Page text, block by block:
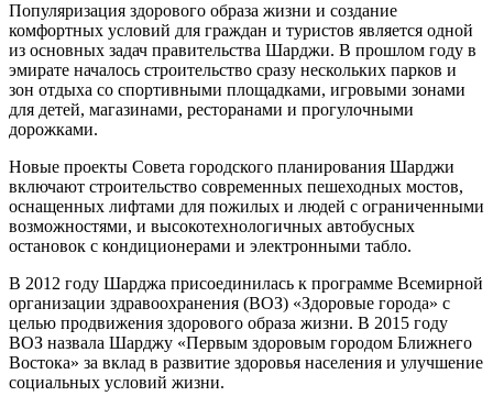
Популяризация здорового образа жизни и создание
комфортных условий для граждан и туристов является одной
из основных задач правительства Шарджи. В прошлом году в
эмирате началось строительство сразу нескольких парков и
зон отдыха со спортивными площадками, игровыми зонами
для детей, магазинами, ресторанами и прогулочными
дорожками.
Новые проекты Совета городского планирования Шарджи
включают строительство современных пешеходных мостов,
оснащенных лифтами для пожилых и людей с ограниченными
возможностями, и высокотехнологичных автобусных
остановок с кондиционерами и электронными табло.
В 2012 году Шарджа присоединилась к программе Всемирной
организации здравоохранения (ВОЗ) «Здоровые города» с
целью продвижения здорового образа жизни. В 2015 году
ВОЗ назвала Шарджу «Первым здоровым городом Ближнего
Востока» за вклад в развитие здоровья населения и улучшение
социальных условий жизни.